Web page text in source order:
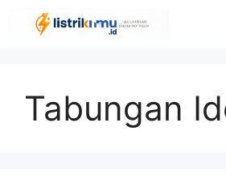
Langsung
Tabungan